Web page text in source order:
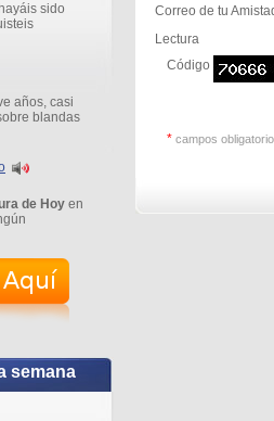
sido
años, casi
blandas
de Hoy en
semana
Correo de tu
Lectura
Código
* campos